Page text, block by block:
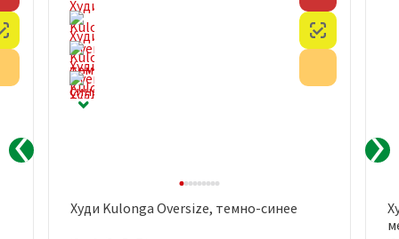
Честный знак
Худи Kulonga Oversize, темно-синее